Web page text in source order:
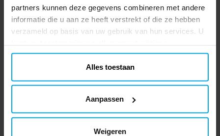
partners kunnen deze gegevens combineren met andere
informatie die u aan ze heeft verstrekt of die ze hebben
verzameld op basis van uw gebruik van hun services. U
Alles toestaan
Aanpassen
Weigeren
Feestbox - Zwart
K-Pop Vlaggenlijn van
papier 230 cm
Actuele prijs